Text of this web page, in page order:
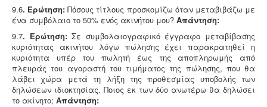
9.6. Ερώτηση:Πόσους τίτλους προσκομίζω όταν μεταβιβάζω με
ένα συμβόλαιο το 50% ενός ακινήτου μου? Απάντηση:
9.7. Ερώτηση:Σε συμβολαιογραφικό έγγραφο μεταβίβασης
κυριότητας ακινήτου λόγω πώλησης έχει παρακρατηθεί η
κυριότητα υπέρ του πωλητή έως της αποπληρωμής από
πλευράς του αγοραστή του τιμήματος της πώλησης, που θα
λάβει χώρα μετά τη λήξη της προθεσμίας υποβολής των
δηλώσεων ιδιοκτησίας. Ποιος εκ των δύο ανωτέρω θα δηλώσει
το ακίνητο; Απάντηση: